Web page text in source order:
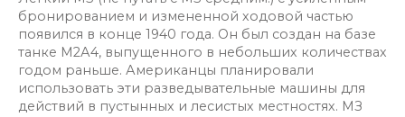
бронированием и измененной ходовой частью
появился в конце 1940 года. Он был создан на базе
танке М2А4, выпущенного в небольших количествах
годом раньше. Американцы планировали
использовать эти разведывательные машины для
действий в пустынных и лесистых местностях. МЗ